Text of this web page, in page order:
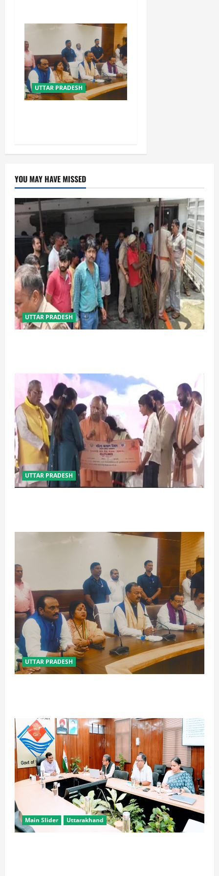
UTTAR PRADESH
YOU MAY HAVE MISSED
UTTAR PRADESH
UTTAR PRADESH
UTTAR PRADESH
Main Slider Uttarakhand